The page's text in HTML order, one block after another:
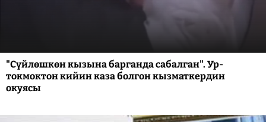
"Сүйлөшкөн кызына барганда сабалган". Ур-
токмоктон кийин каза болгон кызматкердин
окуясы